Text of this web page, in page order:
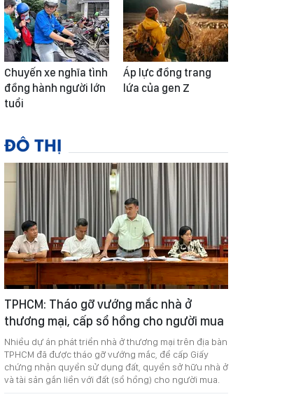
Chuyến xe nghĩa tình
đồng hành người lớn
tuổi
Áp lực đồng trang
lứa của gen Z
ĐÔ THỊ
TPHCM: Tháo gỡ vướng mắc nhà ở
thương mại, cấp sổ hồng cho người mua
Nhiều dự án phát triển nhà ở thương mại trên địa bàn
TPHCM đã được tháo gỡ vướng mắc, để cấp Giấy
chứng nhận quyền sử dụng đất, quyền sở hữu nhà ở
và tài sản gắn liền với đất (sổ hồng) cho người mua.